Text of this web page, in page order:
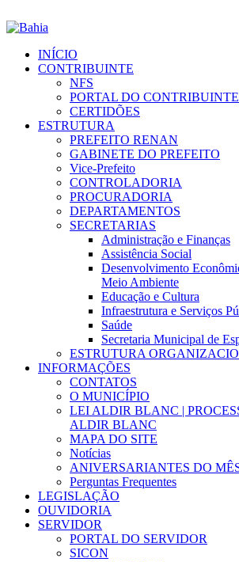
INÍCIO
CONTRIBUINTE
NFS
PORTAL DO CONTRIBUINTE
CERTIDÕES
ESTRUTURA
PREFEITO RENAN
GABINETE DO PREFEITO
Vice-Prefeito
CONTROLADORIA
PROCURADORIA
DEPARTAMENTOS
SECRETARIAS
Administração e Finanças
Assistência Social
Desenvolvimento
Meio Ambiente
Educação e Cultura
Infraestrutura e Serviços
Saúde
Secretaria Municipal de
ESTRUTURA
INFORMAÇÕES
CONTATOS
O MUNICÍPIO
LEI ALDIR BLANC |
ALDIR BLANC
MAPA DO SITE
Notícias
ANIVERSARIANTES DO
Perguntas Frequentes
LEGISLAÇÃO
OUVIDORIA
SERVIDOR
PORTAL DO SERVIDOR
SICON